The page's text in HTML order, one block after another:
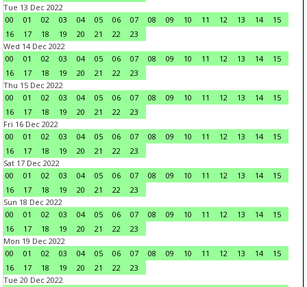
Tue 13 Dec 2022
00
01 02 03 04 05 06 07 08 09 10 11 12 13 14
15
16
17 18 19 20 21 22
23
Wed 14 Dec 2022
00
01 02 03 04 05 06 07 08 09 10 11 12 13 14
15
16
17 18 19 20 21 22
23
Thu 15 Dec 2022
00
01 02 03 04 05 06 07 08 09 10 11 12 13 14
15
16
17 18 19 20 21 22
23
Fri 16 Dec 2022
00
01 02 03 04 05 06 07 08 09 10 11 12 13 14
15
16
17 18 19 20 21 22
23
Sat 17 Dec 2022
00
01 02 03 04 05 06 07 08 09 10 11 12 13 14
15
16
17 18 19 20 21 22
23
Sun 18 Dec 2022
00
01 02 03 04 05 06 07 08 09 10 11 12 13 14
15
16
17 18 19 20 21 22
23
Mon 19 Dec 2022
00
01 02 03 04 05 06 07 08 09 10 11 12 13 14
15
16
17 18 19 20 21 22
23
Tue 20 Dec 2022